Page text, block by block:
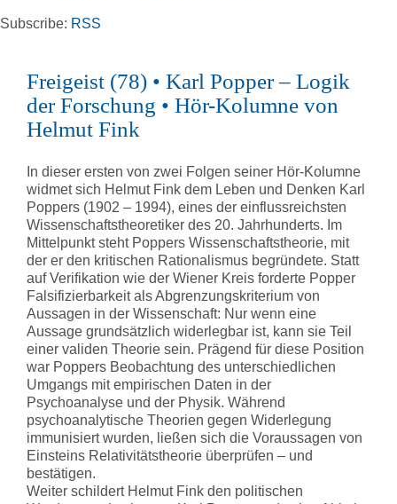
Rubriken
Kortizes Website
Subscribe: RSS
Freigeist (78) • Karl Popper – Logik
der Forschung • Hör-Kolumne von
Helmut Fink
In dieser ersten von zwei Folgen seiner Hör-Kolumne
widmet sich Helmut Fink dem Leben und Denken Karl
Poppers (1902 – 1994), eines der einflussreichsten
Wissenschaftstheoretiker des 20. Jahrhunderts. Im
Mittelpunkt steht Poppers Wissenschaftstheorie, mit
der er den kritischen Rationalismus begründete. Statt
auf Verifikation wie der Wiener Kreis forderte Popper
Falsifizierbarkeit als Abgrenzungskriterium von
Aussagen in der Wissenschaft: Nur wenn eine
Aussage grundsätzlich widerlegbar ist, kann sie Teil
einer validen Theorie sein. Prägend für diese Position
war Poppers Beobachtung des unterschiedlichen
Umgangs mit empirischen Daten in der
Psychoanalyse und der Physik. Während
psychoanalytische Theorien gegen Widerlegung
immunisiert wurden, ließen sich die Voraussagen von
Einsteins Relativitätstheorie überprüfen – und
bestätigen.
Weiter schildert Helmut Fink den politischen